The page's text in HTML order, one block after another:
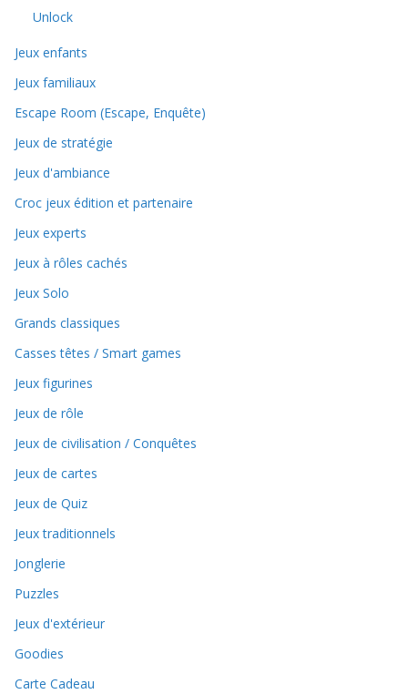
Unlock
Jeux enfants
Jeux familiaux
Escape Room (Escape, Enquête)
Jeux de stratégie
Jeux d'ambiance
Croc jeux édition et partenaire
Jeux experts
Jeux à rôles cachés
Jeux Solo
Grands classiques
Casses têtes / Smart games
Jeux figurines
Jeux de rôle
Jeux de civilisation / Conquêtes
Jeux de cartes
Jeux de Quiz
Jeux traditionnels
Jonglerie
Puzzles
Jeux d'extérieur
Goodies
Carte Cadeau